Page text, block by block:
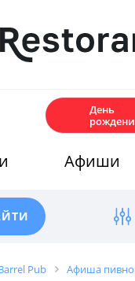
День
Афиши
Pub Афиша